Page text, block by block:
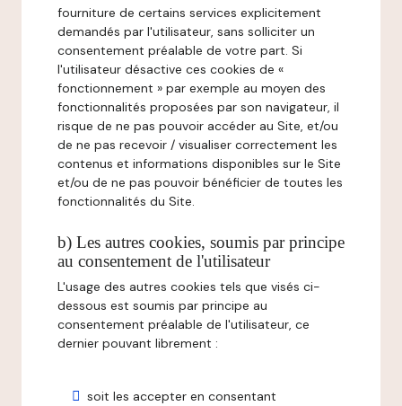
fourniture de certains services explicitement
demandés par l'utilisateur, sans solliciter un
consentement préalable de votre part. Si
l'utilisateur désactive ces cookies de «
fonctionnement » par exemple au moyen des
fonctionnalités proposées par son navigateur, il
risque de ne pas pouvoir accéder au Site, et/ou
de ne pas recevoir / visualiser correctement les
contenus et informations disponibles sur le Site
et/ou de ne pas pouvoir bénéficier de toutes les
fonctionnalités du Site.
b) Les autres cookies, soumis par principe
au consentement de l'utilisateur
L'usage des autres cookies tels que visés ci-
dessous est soumis par principe au
consentement préalable de l'utilisateur, ce
dernier pouvant librement :
soit les accepter en consentant